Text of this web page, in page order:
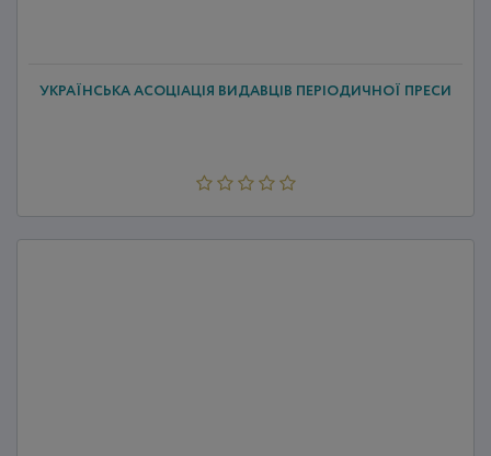
УКРАЇНСЬКА АСОЦІАЦІЯ ВИДАВЦІВ ПЕРІОДИЧНОЇ ПРЕСИ